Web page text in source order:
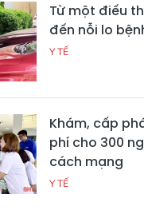
Từ một điếu
đến nỗi lo
Y TẾ
Khám, cấp
phí cho 300
cách mạng
Y TẾ